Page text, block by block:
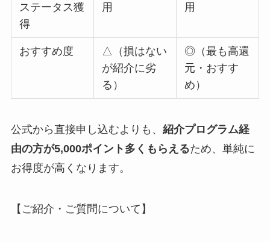
ステータス獲
得
用
用
おすすめ度
△（損はない
が紹介に劣
る）
◎（最も高還
元・おすす
め）
公式から直接申し込むよりも、 紹介プログラム経
由の方が5,000ポイント多くもらえるため、単純に
お得度が高くなります。
【ご紹介・ご質問について】